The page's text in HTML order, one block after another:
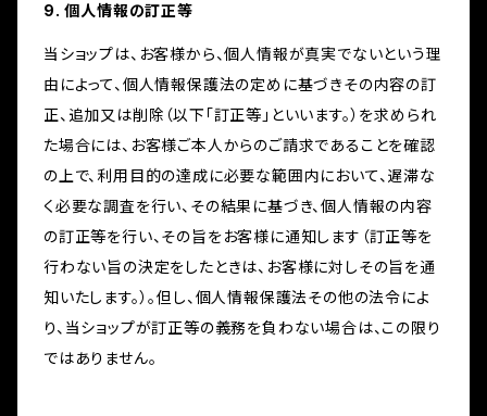
9. 個人情報の訂正等
当ショップは、お客様から、個人情報が真実でないという理
由によって、個人情報保護法の定めに基づきその内容の訂
正、追加又は削除（以下「訂正等」といいます。）を求められ
た場合には、お客様ご本人からのご請求であることを確認
の上で、利用目的の達成に必要な範囲内において、遅滞な
く必要な調査を行い、その結果に基づき、個人情報の内容
の訂正等を行い、その旨をお客様に通知します（訂正等を
行わない旨の決定をしたときは、お客様に対しその旨を通
知いたします。）。但し、個人情報保護法その他の法令によ
り、当ショップが訂正等の義務を負わない場合は、この限り
ではありません。